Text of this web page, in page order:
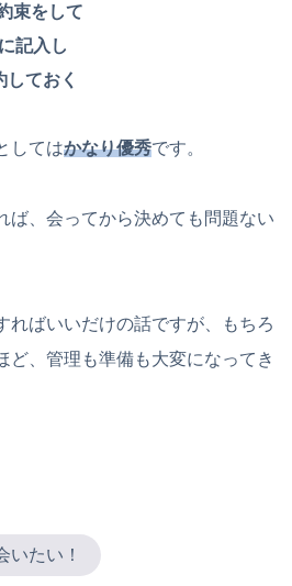
束をして
記入し
ておく
してはかなり優秀です。
ば、会ってから決めても問題ない
ればいいだけの話ですが、もちろ
ど、管理も準備も大変になってき
いたい！